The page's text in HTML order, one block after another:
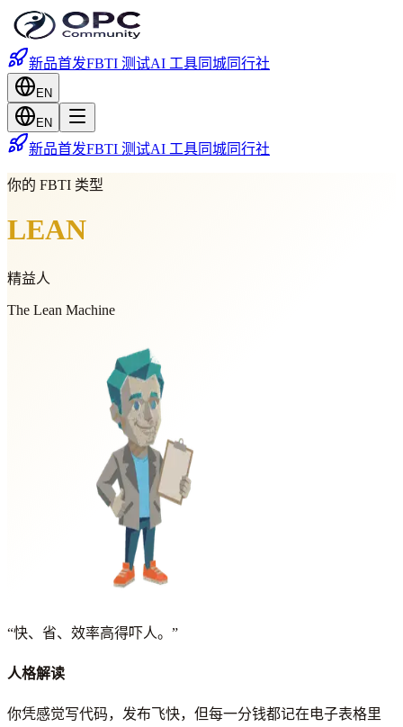
新品首发FBTI 测试AI 工具同城同行社
EN
EN
新品首发FBTI 测试AI 工具同城同行社
你的 FBTI 类型
LEAN
精益人
The Lean Machine
“快、省、效率高得吓人。 ”
人格解读
你凭感觉写代码，发布飞快，但每一分钱都记在电子表格里